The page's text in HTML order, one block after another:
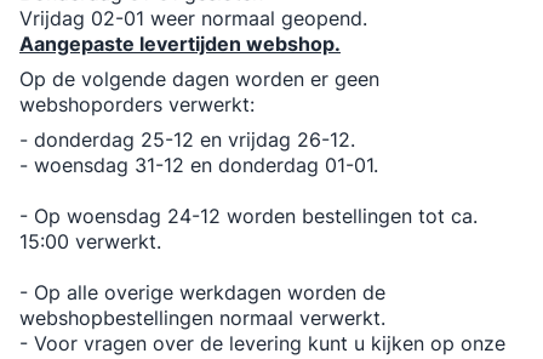
Vrijdag 02-01 weer normaal geopend.
Aangepaste levertijden webshop.
Op de volgende dagen worden er geen
webshoporders verwerkt:
- donderdag 25-12 en vrijdag 26-12.
- woensdag 31-12 en donderdag 01-01.
- Op woensdag 24-12 worden bestellingen tot ca.
15:00 verwerkt.
- Op alle overige werkdagen worden de
webshopbestellingen normaal verwerkt.
- Voor vragen over de levering kunt u kijken op onze